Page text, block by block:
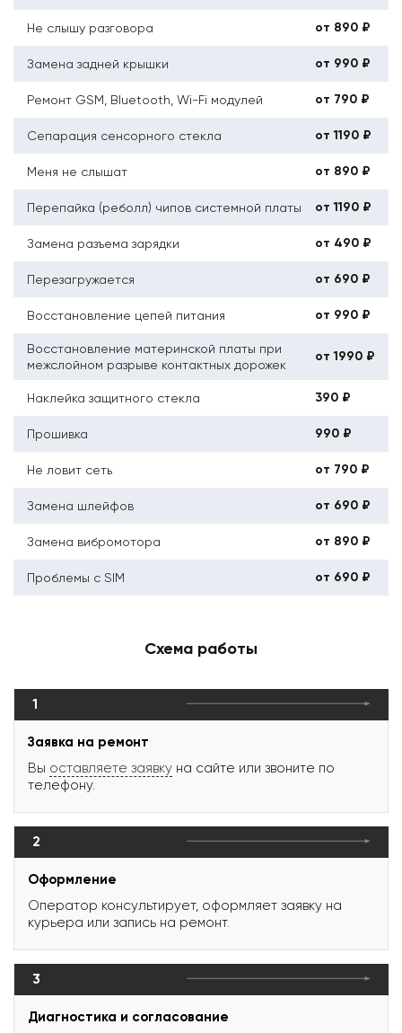
Не слышу разговора от 890 ₽
Замена задней крышки от 990 ₽
Ремонт GSM, Bluetooth, Wi-Fi модулей от 790 ₽
Сепарация сенсорного стекла от 1190 ₽
Меня не слышат от 890 ₽
Перепайка (реболл) чипов системной платы от 1190 ₽
Замена разъема зарядки от 490 ₽
Перезагружается от 690 ₽
Восстановление цепей питания от 990 ₽
Восстановление материнской платы при
межслойном разрыве контактных дорожек
от 1990 ₽
Наклейка защитного стекла 390 ₽
Прошивка 990 ₽
Не ловит сеть от 790 ₽
Замена шлейфов от 690 ₽
Замена вибромотора от 890 ₽
Проблемы с SIM от 690 ₽
Схема работы
1
Заявка на ремонт
Вы оставляете заявку на сайте или звоните по
телефону.
2
Оформление
Оператор консультирует, оформляет заявку на
курьера или запись на ремонт.
3
Диагностика и согласование